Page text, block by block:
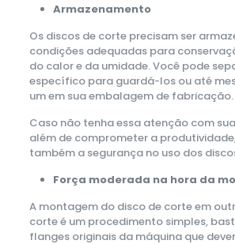
Armazenamento
Os discos de corte precisam ser
condições adequadas para
do calor e da umidade. Você pode
específico para guardá-los ou até
um em sua embalagem de fabricação.
Caso não tenha essa atenção com
além de comprometer a
também a segurança no uso dos
Força moderada na hora da
A montagem do disco de corte em
corte é um procedimento simples,
flanges originais da máquina que